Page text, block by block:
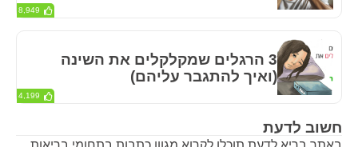
חשוב לדעת
8,949
3 הרגלים שמקלקלים את השינה
(ואיך להתגבר עליהם)
4,199